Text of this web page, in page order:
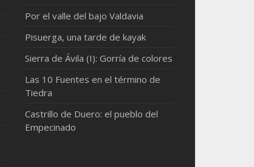
Por el valle del bajo Valdavia
Pisuerga, una tarde de kayak
Sierra de Ávila (I): Gorría de colores
Las 10 Fuentes en el término de
Tiedra
Castrillo de Duero: el pueblo del
Empecinado